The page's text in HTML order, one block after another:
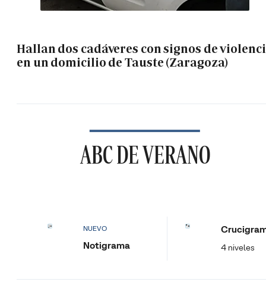
Hallan dos cadáveres con signos de
en un domicilio de Tauste (Zaragoza)
ABC DE VERANO
NUEVO
Notigrama 4 niveles